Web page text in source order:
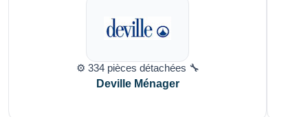
⚙️ 334 pièces détachées 🔧
Deville Ménager